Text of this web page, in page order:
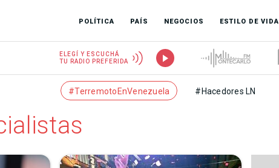
POLÍTICA PAÍS NEGOCIOS ESTILO DE VIDA
ELEGÍ Y ESCUCHÁ
TU RADIO PREFERIDA
#TerremotoEnVenezuela #Hacedores LN